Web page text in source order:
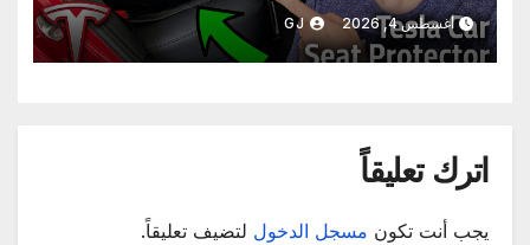
أغسطس 4, 2026 GJ
اترك تعليقاً
يجب أنت تكون مسجل الدخول لتضيف تعليقاً.